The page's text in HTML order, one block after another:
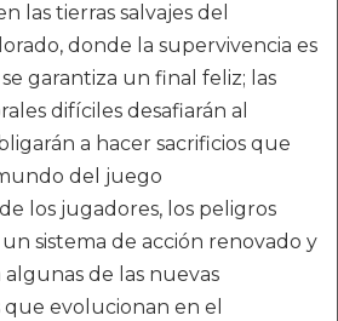
las tierras salvajes del
donde la supervivencia es
garantiza un final feliz; las
difíciles desafiarán al
a hacer sacrificios que
del juego
los jugadores, los peligros
sistema de acción renovado y
algunas de las nuevas
evolucionan en el